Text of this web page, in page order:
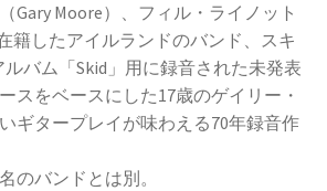
Gary Moore）、フィル・ライノット
籍したアイルランドのバンド、スキ
バム「Skid」用に録音された未発表
スをベースにした17歳のゲイリー・
ギタープレイが味わえる70年録音作
のバンドとは別。